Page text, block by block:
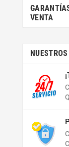
VENTA